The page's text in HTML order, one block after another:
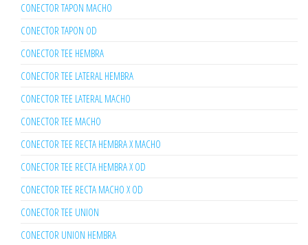
CONECTOR TAPON MACHO
CONECTOR TAPON OD
CONECTOR TEE HEMBRA
CONECTOR TEE LATERAL HEMBRA
CONECTOR TEE LATERAL MACHO
CONECTOR TEE MACHO
CONECTOR TEE RECTA HEMBRA X MACHO
CONECTOR TEE RECTA HEMBRA X OD
CONECTOR TEE RECTA MACHO X OD
CONECTOR TEE UNION
CONECTOR UNION HEMBRA